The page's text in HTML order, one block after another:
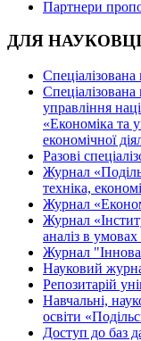
Партнери
ДЛЯ
управління
«Економіка та
економічної
Разові
Журнал
техніка,
Журнал
Журнал
аналіз в умовах
Журнал
Науковий
Репозитарій
Навчальні,
освіти
Доступ до баз